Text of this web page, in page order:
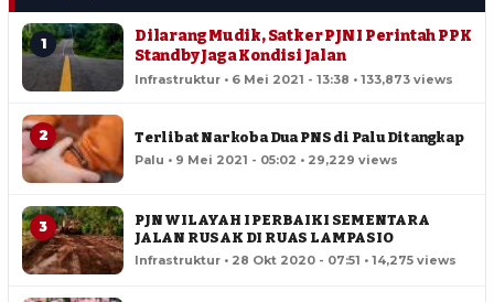
1
Dilarang Mudik, Satker PJN I Perintah PPK
Standby Jaga Kondisi Jalan
Infrastruktur • 6 Mei 2021 - 13:38 • 133,873 views
2 Terlibat Narkoba Dua PNS di Palu Ditangkap
Palu • 9 Mei 2021 - 05:02 • 29,229 views
3
PJN WILAYAH I PERBAIKI SEMENTARA
JALAN RUSAK DI RUAS LAMPASIO
Infrastruktur • 28 Okt 2020 - 07:51 • 14,275 views